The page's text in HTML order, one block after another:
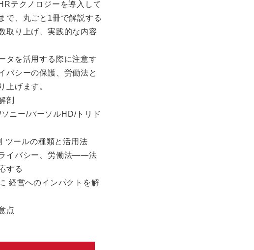
テクノロジーを導入して
で、丸ごと1冊で解説する
取り上げ、実践的な内容
タを活用する際に注意す
バシーの保護、労働法と
上げます。
剖
ニー/パーソルHD/トリド
ツールの種類と活用法
ライバシー、労働法――法
する
経営へのインパクトを解
点